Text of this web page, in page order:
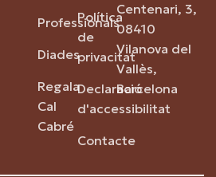
Professionals
Diades
Regala
Cal
Cabré
Política
de
privacitat
Declaració
d'accessibilitat
Contacte
Centenari, 3,
08410
Vilanova del
Vallès,
Barcelona